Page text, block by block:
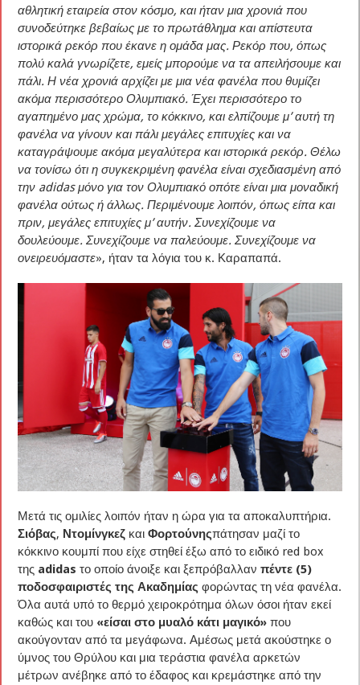
αθλητική εταιρεία στον κόσμο, και ήταν μια χρονιά που
συνοδεύτηκε βεβαίως με το πρωτάθλημα και απίστευτα
ιστορικά ρεκόρ που έκανε η ομάδα μας. Ρεκόρ που, όπως
πολύ καλά γνωρίζετε, εμείς μπορούμε να τα απειλήσουμε και
πάλι. Η νέα χρονιά αρχίζει με μια νέα φανέλα που θυμίζει
ακόμα περισσότερο Ολυμπιακό. Έχει περισσότερο το
αγαπημένο μας χρώμα, το κόκκινο, και ελπίζουμε μ’ αυτή τη
φανέλα να γίνουν και πάλι μεγάλες επιτυχίες και να
καταγράψουμε ακόμα μεγαλύτερα και ιστορικά ρεκόρ. Θέλω
να τονίσω ότι η συγκεκριμένη φανέλα είναι σχεδιασμένη από
την adidas μόνο για τον Ολυμπιακό οπότε είναι μια μοναδική
φανέλα ούτως ή άλλως. Περιμένουμε λοιπόν, όπως είπα και
πριν, μεγάλες επιτυχίες μ’ αυτήν. Συνεχίζουμε να
δουλεύουμε. Συνεχίζουμε να παλεύουμε. Συνεχίζουμε να
ονειρευόμαστε», ήταν τα λόγια του κ. Καραπαπά.
Μετά τις ομιλίες λοιπόν ήταν η ώρα για τα αποκαλυπτήρια.
Σιόβας, Ντομίνγκεζ καιΦορτούνηςπάτησαν μαζί το
κόκκινο κουμπί που είχε στηθεί έξω από το ειδικό red box
της adidasτο οποίο άνοιξε και ξεπρόβαλλανπέντε (5)
ποδοσφαιριστές της Ακαδημίας φορώντας τη νέα φανέλα.
Όλα αυτά υπό το θερμό χειροκρότημα όλων όσοι ήταν εκεί
καθώς και του «είσαι στο μυαλό κάτι μαγικό»που
ακούγονταν από τα μεγάφωνα. Αμέσως μετά ακούστηκε ο
ύμνος του Θρύλου και μια τεράστια φανέλα αρκετών
μέτρων ανέβηκε από το έδαφος και κρεμάστηκε από την